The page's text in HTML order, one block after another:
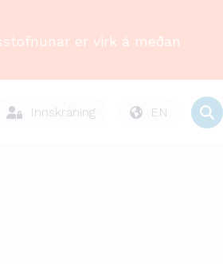
Innskráning EN
er virk á meðan